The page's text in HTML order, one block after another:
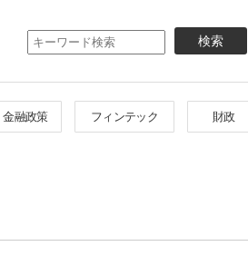
イ
ン
テ
ン
金融政策 フィンテック 財政